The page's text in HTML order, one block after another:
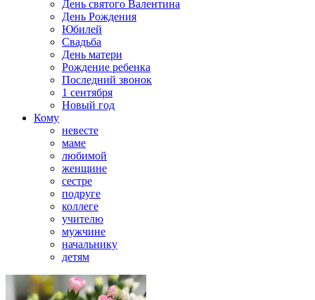
День святого Валентина
День Рождения
Юбилей
Свадьба
День матери
Рождение ребенка
Последний звонок
1 сентября
Новый год
Кому
невесте
маме
любимой
женщине
сестре
подруге
коллеге
учителю
мужчине
начальнику
детям